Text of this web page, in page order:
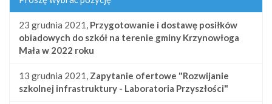
23 grudnia 2021, Przygotowanie i dostawę posiłków
obiadowych do szkół na terenie gminy Krzynowłoga
Mała w 2022 roku
13 grudnia 2021, Zapytanie ofertowe "Rozwijanie
szkolnej infrastruktury - Laboratoria Przyszłości"